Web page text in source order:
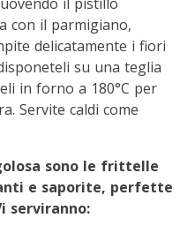
il pistillo
con il parmigiano,
delicatamente i fiori
su una teglia
in forno a 180°C per
Servite caldi come
sono le frittelle
e saporite, perfette
serviranno: